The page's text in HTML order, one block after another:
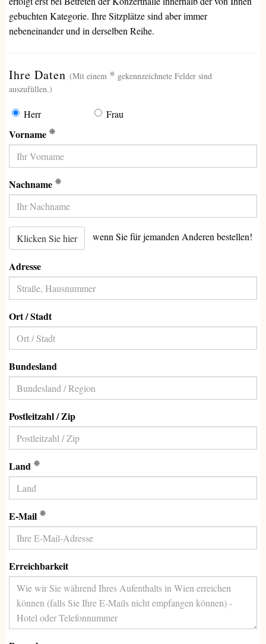
gebuchten Kategorie. Ihre Sitzplätze sind aber immer
nebeneinander und in derselben Reihe.
Ihre Daten (Mit einem (erforderlich)
gekennzeichnete Felder sind
auszufüllen.)
Herr Frau
Vorname
Nachname
Klicken Sie hier wenn Sie für jemanden Anderen bestellen!
Adresse
Ort / Stadt
Bundesland
Postleitzahl / Zip
Land
E-Mail
Erreichbarkeit